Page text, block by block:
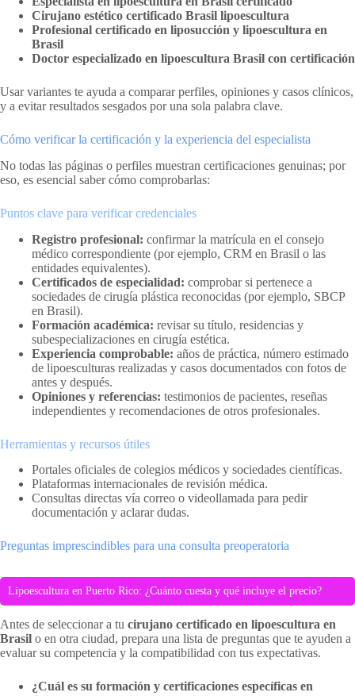
Cirujano estético certificado Brasil lipoescultura
Profesional certificado en liposucción y lipoescultura en
Brasil
Doctor especializado en lipoescultura Brasil con certificación
Usar variantes te ayuda a comparar perfiles, opiniones y casos clínicos,
y a evitar resultados sesgados por una sola palabra clave.
Cómo verificar la certificación y la experiencia del especialista
No todas las páginas o perfiles muestran certificaciones genuinas; por
eso, es esencial saber cómo comprobarlas:
Puntos clave para verificar credenciales
Registro profesional: confirmar la matrícula en el consejo
médico correspondiente (por ejemplo, CRM en Brasil o las
entidades equivalentes).
Certificados de especialidad: comprobar si pertenece a
sociedades de cirugía plástica reconocidas (por ejemplo, SBCP
en Brasil).
Formación académica: revisar su título, residencias y
subespecializaciones en cirugía estética.
Experiencia comprobable: años de práctica, número estimado
de lipoesculturas realizadas y casos documentados con fotos de
antes y después.
Opiniones y referencias: testimonios de pacientes, reseñas
independientes y recomendaciones de otros profesionales.
Herramientas y recursos útiles
Portales oficiales de colegios médicos y sociedades científicas.
Plataformas internacionales de revisión médica.
Consultas directas vía correo o videollamada para pedir
documentación y aclarar dudas.
Preguntas imprescindibles para una consulta preoperatoria
Lipoescultura en Puerto Rico: ¿Cuánto cuesta y qué incluye el precio?
Antes de seleccionar a tu cirujano certificado en lipoescultura en
Brasil o en otra ciudad, prepara una lista de preguntas que te ayuden a
evaluar su competencia y la compatibilidad con tus expectativas.
¿Cuál es su formación y certificaciones específicas en